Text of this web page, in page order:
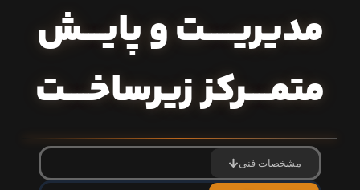
مدیریـــــت و پایــــش
متمــــرکز زیرساخــــت
مشخصات فنی